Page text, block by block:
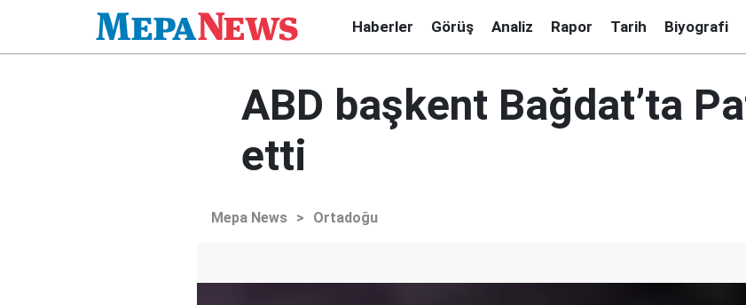
Haberler Görüş Analiz Rapor Tarih Biyografi
ABD başkent Bağdat’ta
etti
Mepa News > Ortadoğu